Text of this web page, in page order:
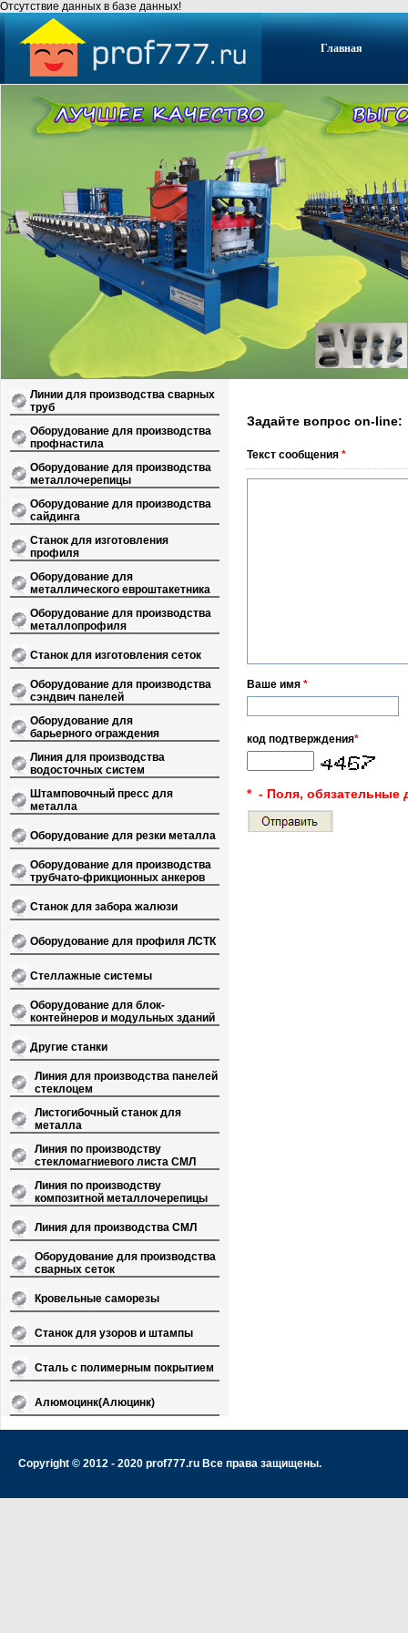
Отсутствие данных в базе данных!
Главная
Линии для производства сварных
труб
Оборудование для производства
профнастила
Оборудование для производства
металлочерепицы
Оборудование для производства
сайдинга
Станок для изготовления
профиля
Оборудование для
металлического евроштакетника
Оборудование для производства
металлопрофиля
Станок для изготовления сеток
Оборудование для производства
сэндвич панелей
Оборудование для
барьерного ограждения
Линия для производства
водосточных систем
Штамповочный пресс для
металла
Оборудование для резки металла
Оборудование для производства
трубчато-фрикционных анкеров
Станок для забора жалюзи
Оборудование для профиля ЛСТК
Стеллажные системы
Оборудование для блок-
контейнеров и модульных зданий
Другие станки
Линия для производства панелей
стеклоцем
Листогибочный станок для
металла
Линия по производству
стекломагниевого листа СМЛ
Линия по производству
композитной металлочерепицы
Линия для производства СМЛ
Оборудование для производства
сварных сеток
Кровельные саморезы
Станок для узоров и штампы
Сталь с полимерным покрытием
Алюмоцинк(Алюцинк)
Задайте вопрос on-line:
Текст сообщения*
Ваше имя *
код подтверждения*
* - Поля, обязательные
Copyright © 2012 - 2020 prof777.ru Все права защищены.